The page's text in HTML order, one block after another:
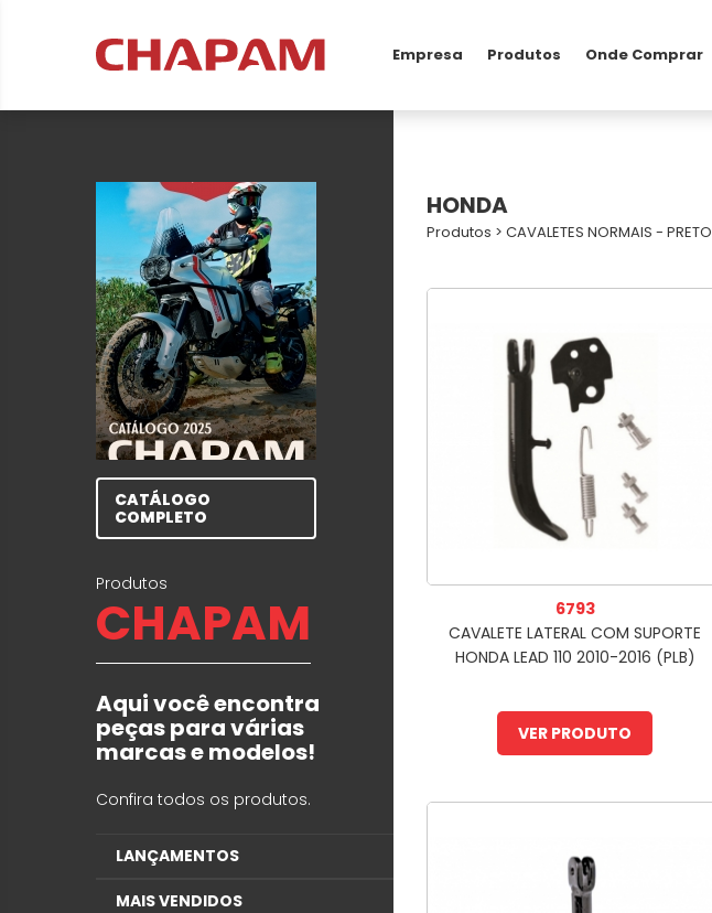
Empresa Produtos Onde Comprar
CATÁLOGO
COMPLETO
Produtos
CHAPAM
Aqui você encontra
peças para várias
marcas e modelos!
Confira todos os produtos.
LANÇAMENTOS
MAIS VENDIDOS
HONDA
Produtos > CAVALETES NORMAIS - PRETO
6793
CAVALETE LATERAL COM SUPORTE
HONDA LEAD 110 2010-2016 (PLB)
VER PRODUTO